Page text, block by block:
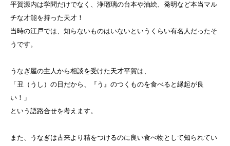
平賀源内は学問だけでなく、浄瑠璃の台本や油絵、発明など本当マル
チな才能を持った天才！
当時の江戸では、知らないものはいないというくらい有名人だったそ
うです。
うなぎ屋の主人から相談を受けた天才平賀は、
「丑（うし）の日だから、『う』のつくものを食べると縁起が良
い！」
という語路合せを考えます。
また、うなぎは古来より精をつけるのに良い食べ物として知られてい